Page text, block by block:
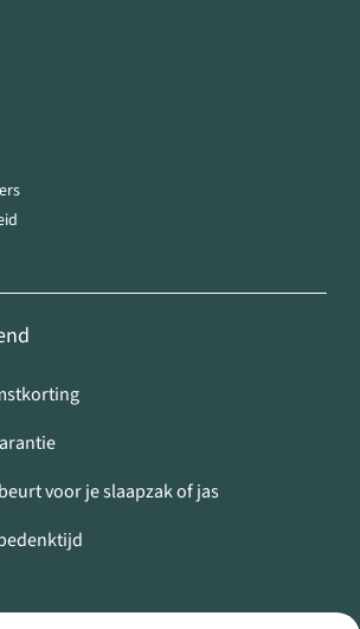
voor je slaapzak of jas